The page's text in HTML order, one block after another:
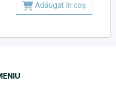
Adăugat în coș